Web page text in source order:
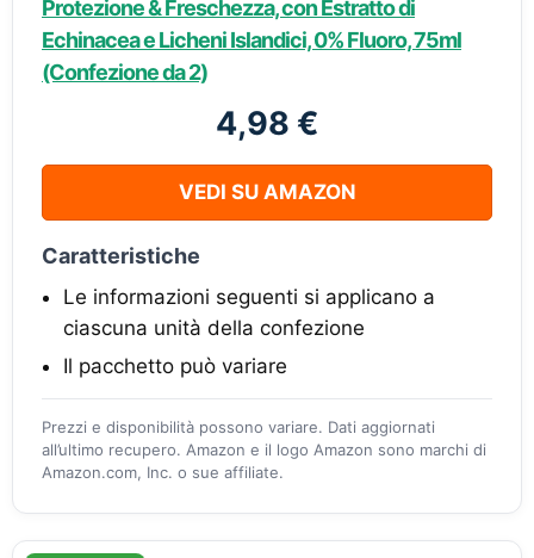
Protezione & Freschezza, con Estratto di
Echinacea e Licheni Islandici, 0% Fluoro, 75ml
(Confezione da 2)
4,98 €
VEDI SU AMAZON
Caratteristiche
Le informazioni seguenti si applicano a
ciascuna unità della confezione
Il pacchetto può variare
Prezzi e disponibilità possono variare. Dati aggiornati
all’ultimo recupero. Amazon e il logo Amazon sono marchi di
Amazon.com, Inc. o sue affiliate.